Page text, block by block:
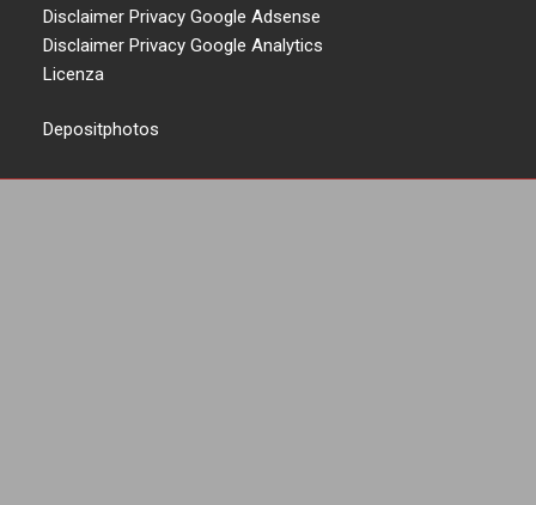
Disclaimer Privacy Google Adsense
Disclaimer Privacy Google Analytics
Licenza
Depositphotos